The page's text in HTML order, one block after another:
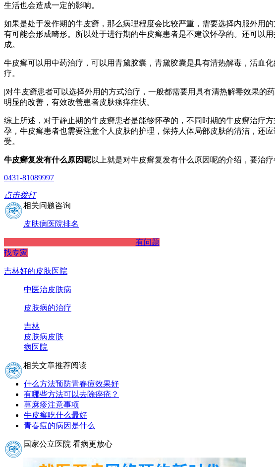
生活也会造成一定的影响。
如果是处于发作期的牛皮癣，那么病理程度会比较严重，需要选择内服外用
有可能会形成畸形。所以处于进行期的牛皮癣患者是不建议怀孕的。还可以
成。
牛皮癣可以用中药治疗，可以用青黛胶囊，青黛胶囊是具有清热解毒，活血
疗。
|对牛皮癣患者可以选择外用的方式治疗，一般都需要用具有清热解毒效果
明显的改善，有效改善患者皮肤瘙痒症状。
综上所述，对于静止期的牛皮癣患者是能够怀孕的，不同时期的牛皮癣治疗
孕，牛皮癣患者也需要注意个人皮肤的护理，保持人体局部皮肤的清洁，还
受。
牛皮癣复发有什么原因呢以上就是对牛皮癣复发有什么原因呢的介绍，要治
0431-81089997
点击拨打
相关问题咨询
皮肤病医院排名
有问题
找专家
吉林好的皮肤医院
中医治皮肤病
皮肤病的治疗
吉林
皮肤病皮肤
病医院
相关文章推荐阅读
什么方法预防青春痘效果好
有哪些方法可以去除痤疮？
荨麻疹注意事项
牛皮癣吃什么最好
青春痘的病因是什么
国家公立医院 看病更放心